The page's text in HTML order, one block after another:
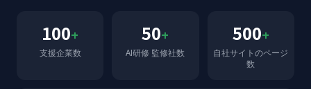
100+
支援企業数
50+
AI研修 監修社数
500+
自社サイトのページ
数